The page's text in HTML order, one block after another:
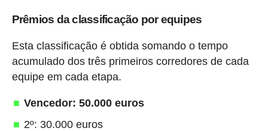
Prêmios da classificação por equipes
Esta classificação é obtida somando o tempo
acumulado dos três primeiros corredores de cada
equipe em cada etapa.
Vencedor: 50.000 euros
2º: 30.000 euros